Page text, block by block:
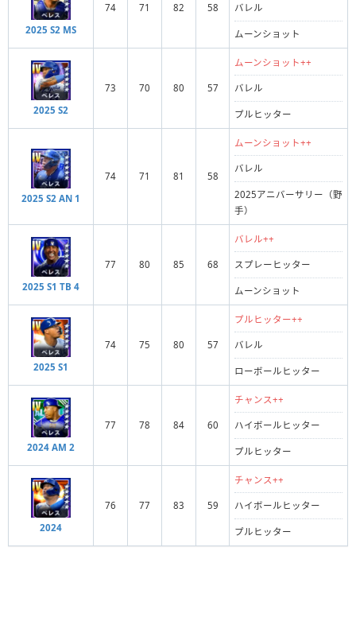
2025 S2 MS
74 71 82 58 バレル
ムーンショット
2025 S2
73 70 80 57
ムーンショット++
バレル
プルヒッター
2025 S2 AN 1
74 71 81 58
ムーンショット++
バレル
2025アニバーサリー（野
手）
2025 S1 TB 4
77 80 85 68
バレル++
スプレーヒッター
ムーンショット
2025 S1
74 75 80 57
プルヒッター++
バレル
ローボールヒッター
2024 AM 2
77 78 84 60
チャンス++
ハイボールヒッター
プルヒッター
2024
76 77 83 59
チャンス++
ハイボールヒッター
プルヒッター